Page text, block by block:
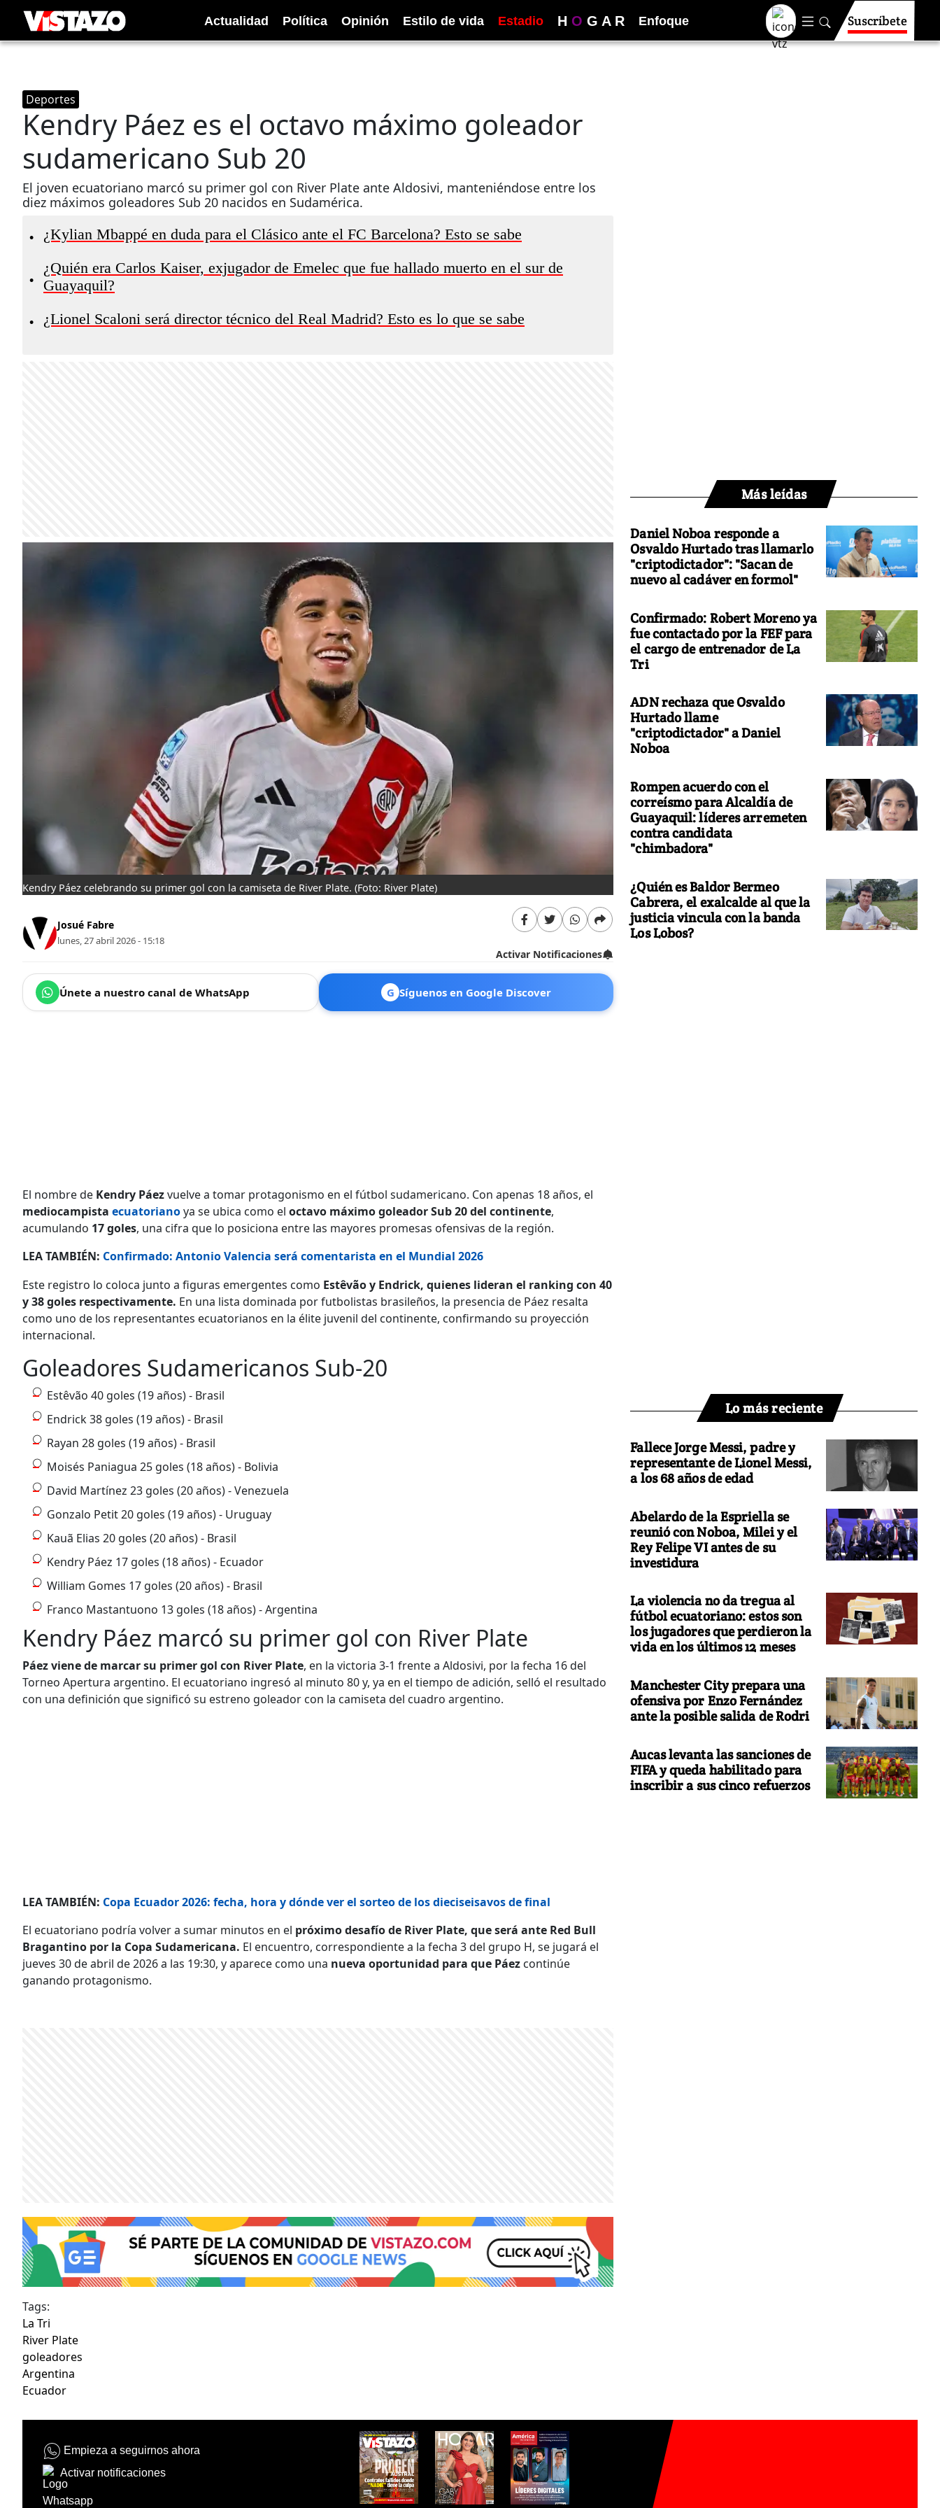
Actualidad Política Opinión Estilo de vida Estadio H O G A R Enfoque Suscríbete
Deportes
Kendry Páez es el octavo máximo goleador
sudamericano Sub 20
El joven ecuatoriano marcó su primer gol con River Plate ante Aldosivi, manteniéndose entre los
diez máximos goleadores Sub 20 nacidos en Sudamérica.
• ¿Kylian Mbappé en duda para el Clásico ante el FC Barcelona? Esto se sabe
•
¿Quién era Carlos Kaiser, exjugador de Emelec que fue hallado muerto en el sur de
Guayaquil?
• ¿Lionel Scaloni será director técnico del Real Madrid? Esto es lo que se sabe
Kendry Páez celebrando su primer gol con la camiseta de River Plate. (Foto: River Plate)
Josué Fabre
lunes, 27 abril 2026 - 15:18
Activar Notificaciones
Únete a nuestro canal de WhatsApp G Síguenos en Google Discover
El nombre de Kendry Páezvuelve a tomar protagonismo en el fútbol sudamericano. Con apenas 18 años, el
mediocampista ecuatorianoya se ubica como el octavo máximo goleador Sub 20 del continente,
acumulando 17 goles, una cifra que lo posiciona entre las mayores promesas ofensivas de la región.
LEA TAMBIÉN: Confirmado: Antonio Valencia será comentarista en el Mundial 2026
Este registro lo coloca junto a figuras emergentes como Estêvão y Endrick, quienes lideran el ranking con 40
y 38 goles respectivamente. En una lista dominada por futbolistas brasileños, la presencia de Páez resalta
como uno de los representantes ecuatorianos en la élite juvenil del continente, confirmando su proyección
internacional.
Goleadores Sudamericanos Sub-20
Estêvão 40 goles (19 años) - Brasil
Endrick 38 goles (19 años) - Brasil
Rayan 28 goles (19 años) - Brasil
Moisés Paniagua 25 goles (18 años) - Bolivia
David Martínez 23 goles (20 años) - Venezuela
Gonzalo Petit 20 goles (19 años) - Uruguay
Kauã Elias 20 goles (20 años) - Brasil
Kendry Páez 17 goles (18 años) - Ecuador
William Gomes 17 goles (20 años) - Brasil
Franco Mastantuono 13 goles (18 años) - Argentina
Kendry Páez marcó su primer gol con River Plate
Páez viene de marcar su primer gol con River Plate, en la victoria 3-1 frente a Aldosivi, por la fecha 16 del
Torneo Apertura argentino. El ecuatoriano ingresó al minuto 80 y, ya en el tiempo de adición, selló el resultado
con una definición que significó su estreno goleador con la camiseta del cuadro argentino.
LEA TAMBIÉN: Copa Ecuador 2026: fecha, hora y dónde ver el sorteo de los dieciseisavos de final
El ecuatoriano podría volver a sumar minutos en el próximo desafío de River Plate, que será ante Red Bull
Bragantino por la Copa Sudamericana. El encuentro, correspondiente a la fecha 3 del grupo H, se jugará el
jueves 30 de abril de 2026 a las 19:30, y aparece como una nueva oportunidad para que Páez continúe
ganando protagonismo.
Tags:
La Tri
River Plate
goleadores
Argentina
Ecuador
Más leídas
Daniel Noboa responde a
Osvaldo Hurtado tras llamarlo
"criptodictador": "Sacan de
nuevo al cadáver en formol"
Confirmado: Robert Moreno ya
fue contactado por la FEF para
el cargo de entrenador de La
Tri
ADN rechaza que Osvaldo
Hurtado llame
"criptodictador" a Daniel
Noboa
Rompen acuerdo con el
correísmo para Alcaldía de
Guayaquil: líderes arremeten
contra candidata
"chimbadora"
¿Quién es Baldor Bermeo
Cabrera, el exalcalde al que la
justicia vincula con la banda
Los Lobos?
Lo más reciente
Fallece Jorge Messi, padre y
representante de Lionel Messi,
a los 68 años de edad
Abelardo de la Espriella se
reunió con Noboa, Milei y el
Rey Felipe VI antes de su
investidura
La violencia no da tregua al
fútbol ecuatoriano: estos son
los jugadores que perdieron la
vida en los últimos 12 meses
Manchester City prepara una
ofensiva por Enzo Fernández
ante la posible salida de Rodri
Aucas levanta las sanciones de
FIFA y queda habilitado para
inscribir a sus cinco refuerzos
Empieza a seguirnos ahora
Activar notificaciones